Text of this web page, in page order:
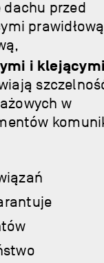
przed
prawidłową
i
w